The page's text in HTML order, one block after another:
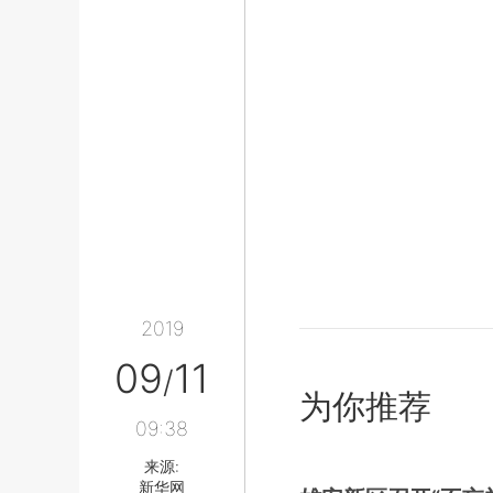
2019
09/11
09:38
来源:
新华网
为你推荐